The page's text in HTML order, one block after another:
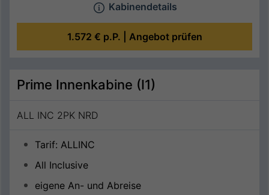
Kabinendetails
1.572 € p.P. | Angebot prüfen
Prime Innenkabine (I1)
ALL INC 2PK NRD
Tarif: ALLINC
All Inclusive
eigene An- und Abreise